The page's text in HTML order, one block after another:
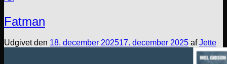
Fatman
Udgivet den 18. december 202517. december 2025 afJette